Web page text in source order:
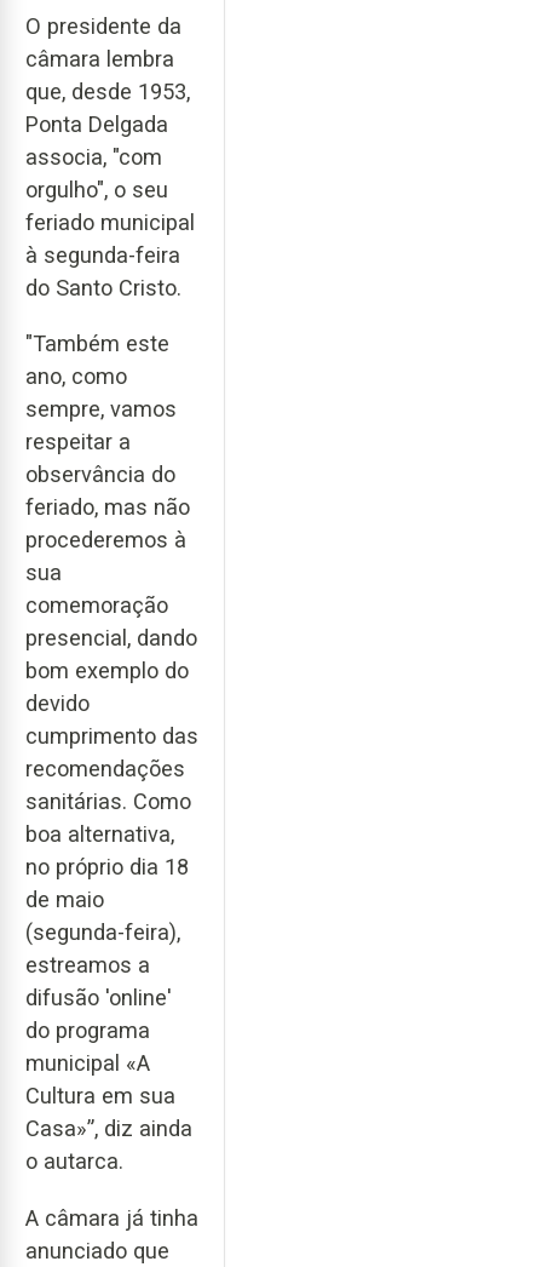
O presidente da
câmara lembra
que, desde 1953,
Ponta Delgada
associa, "com
orgulho", o seu
feriado municipal
à segunda-feira
do Santo Cristo.
"Também este
ano, como
sempre, vamos
respeitar a
observância do
feriado, mas não
procederemos à
sua
comemoração
presencial, dando
bom exemplo do
devido
cumprimento das
recomendações
sanitárias. Como
boa alternativa,
no próprio dia 18
de maio
(segunda-feira),
estreamos a
difusão 'online'
do programa
municipal «A
Cultura em sua
Casa»”, diz ainda
o autarca.
A câmara já tinha
anunciado que